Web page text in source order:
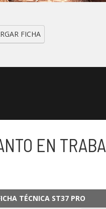
FICHA
EN
TÉCNICA ST37 PRO